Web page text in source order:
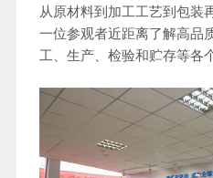
从原材料到加工工艺到包装
一位参观者近距离了解高品
工、生产、检验和贮存等各